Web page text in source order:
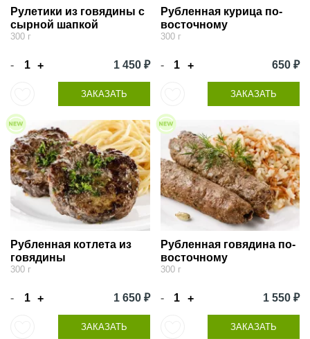
Рулетики из говядины с
сырной шапкой
300 г
- + 1 450 ₽
ЗАКАЗАТЬ
Рубленная курица по-
восточному
300 г
- + 650 ₽
ЗАКАЗАТЬ
Рубленная котлета из
говядины
300 г
- + 1 650 ₽
ЗАКАЗАТЬ
Рубленная говядина по-
восточному
300 г
- + 1 550 ₽
ЗАКАЗАТЬ